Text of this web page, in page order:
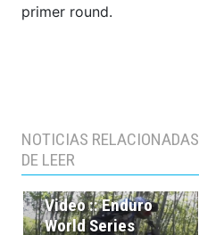
primer round.
NOTICIAS
DE LEER
Video :: Enduro
World Series